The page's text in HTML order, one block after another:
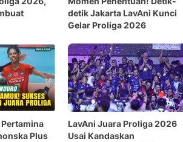
detik Jakarta LavAni Kunci
Gelar Proliga 2026
Plus
LavAni Juara Proliga 2026
Usai Kandaskan